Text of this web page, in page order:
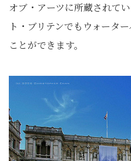
オブ・アーツに所蔵されて
ト・ブリテンでもウォータ
ことができます。